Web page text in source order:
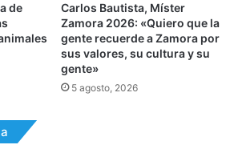
de
Carlos Bautista, Míster
Zamora 2026: «Quiero que la
gente recuerde a Zamora por
sus valores, su cultura y su
gente»
5 agosto, 2026